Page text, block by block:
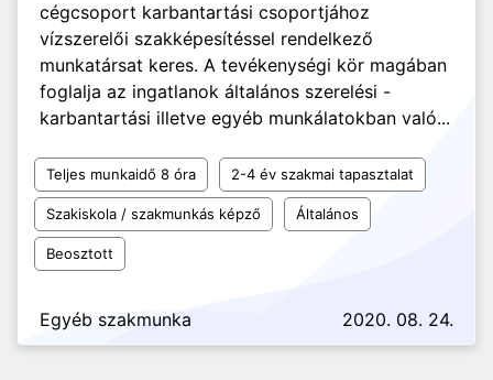
cégcsoport karbantartási csoportjához
vízszerelői szakképesítéssel rendelkező
munkatársat keres. A tevékenységi kör magában
foglalja az ingatlanok általános szerelési -
karbantartási illetve egyéb munkálatokban való...
Teljes munkaidő 8 óra 2-4 év szakmai tapasztalat
Szakiskola / szakmunkás képző Általános
Beosztott
Egyéb szakmunka 2020. 08. 24.